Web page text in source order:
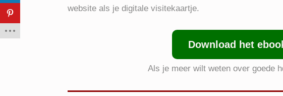
website als je digitale visitekaartje.
Download het
Als je meer wilt weten over goede